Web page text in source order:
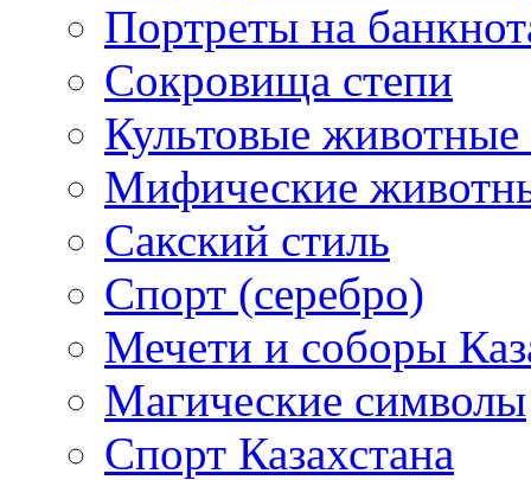
Портреты на
Сокровища степи
Культовые
Мифические
Сакский стиль
Спорт (серебро)
Мечети и соборы
Магические символы
Спорт Казахстана